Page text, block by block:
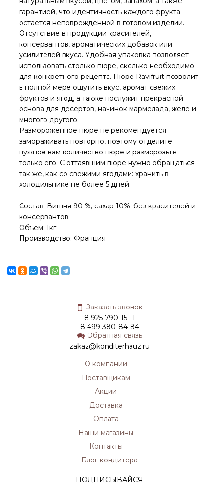
гарантией, что идентичность каждого фрукта
остается неповрежденной в готовом изделии.
Отсутствие в продукции красителей,
консервантов, ароматических добавок или
усилителей вкуса. Удобная упаковка позволяет
использовать столько пюре, сколько необходимо
для конкретного рецепта. Пюре Ravifruit позволит
в полной мере ощутить вкус, аромат свежих
фруктов и ягод, а также послужит прекрасной
основа для десертов, начинок мармелада, желе и
многого другого.
Размороженное пюре не рекомендуется
замораживать повторно, поэтому отделите
нужное вам количество пюре и разморозьте
только его. С оттаявшим пюре нужно обращаться
так же, как со свежими ягодами: хранить в
холодильнике не более 5 дней.
Состав: Вишня 90 %, сахар 10%, без красителей и
консервантов
Объём: 1кг
Производство: Франция
Заказать звонок
8 925 790-15-11
8 499 380-84-84
Обратная связь
zakaz@konditerhauz.ru
О компании
Поставщикам
Акции
Доставка
Оплата
Наши магазины
Контакты
Блог кондитера
ПОДПИСЫВАЙСЯ